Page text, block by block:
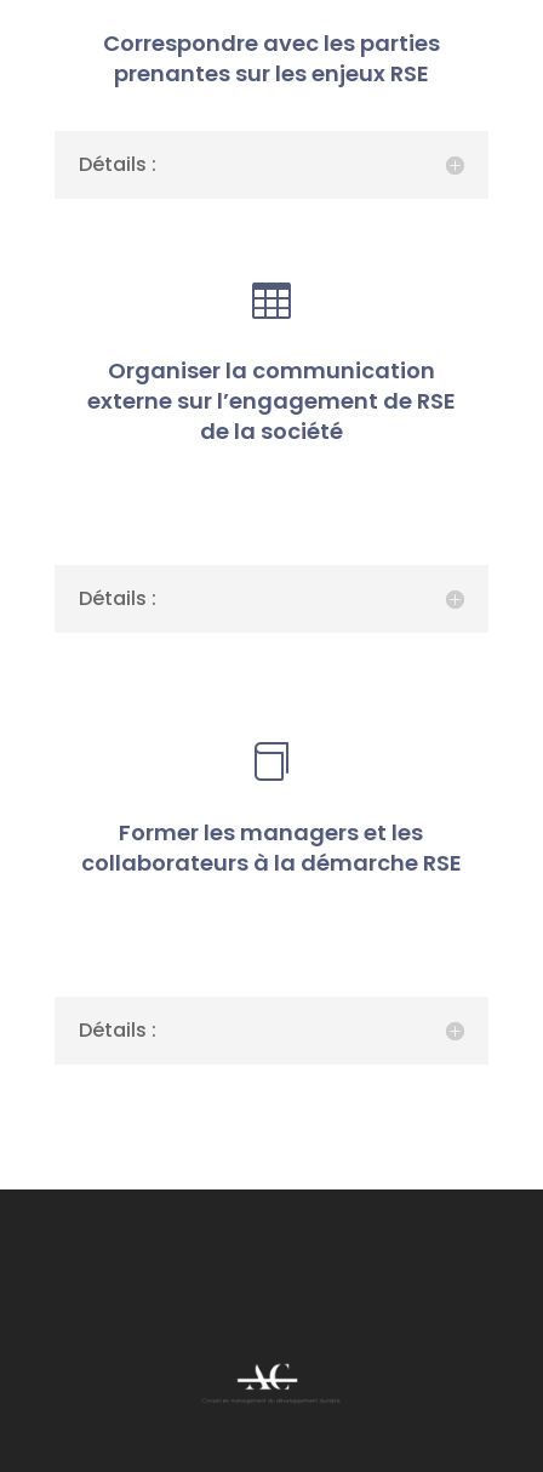
Correspondre avec les parties
prenantes sur les enjeux RSE
Détails :

Organiser la communication
externe sur l’engagement de RSE
de la société
Détails :

Former les managers et les
collaborateurs à la démarche RSE
Détails :